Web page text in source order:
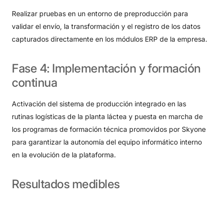
Realizar pruebas en un entorno de preproducción para
validar el envío, la transformación y el registro de los datos
capturados directamente en los módulos ERP de la empresa.
Fase 4: Implementación yformación
continua
Activación del sistema de producción integrado en las
rutinas logísticas de la planta láctea y puesta en marcha de
los programas de formación técnica promovidos por Skyone
para garantizar la autonomía del equipo informático interno
en la evolución de la plataforma.
Resultados medibles